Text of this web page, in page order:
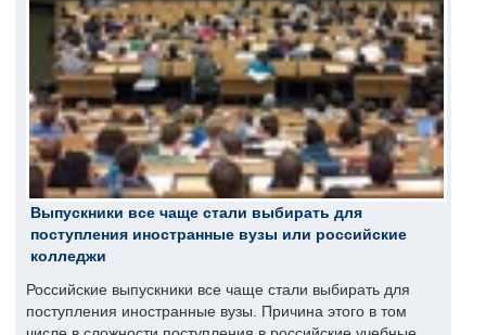
Выпускники все чаще стали выбирать для
поступления иностранные вузы или российские
колледжи
Российские выпускники все чаще стали выбирать для
поступления иностранные вузы. Причина этого в том